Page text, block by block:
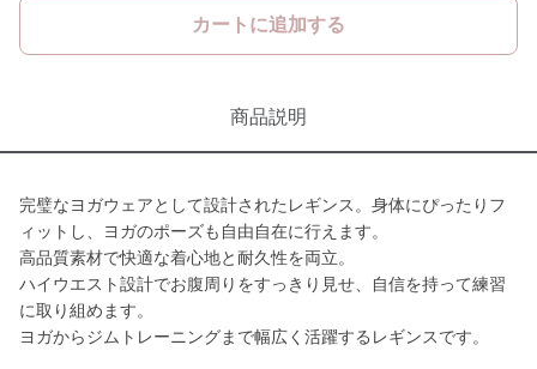
カートに追加する
商品説明
完璧なヨガウェアとして設計されたレギンス。身体にぴったりフ
ィットし、ヨガのポーズも自由自在に行えます。
高品質素材で快適な着心地と耐久性を両立。
ハイウエスト設計でお腹周りをすっきり見せ、自信を持って練習
に取り組めます。
ヨガからジムトレーニングまで幅広く活躍するレギンスです。